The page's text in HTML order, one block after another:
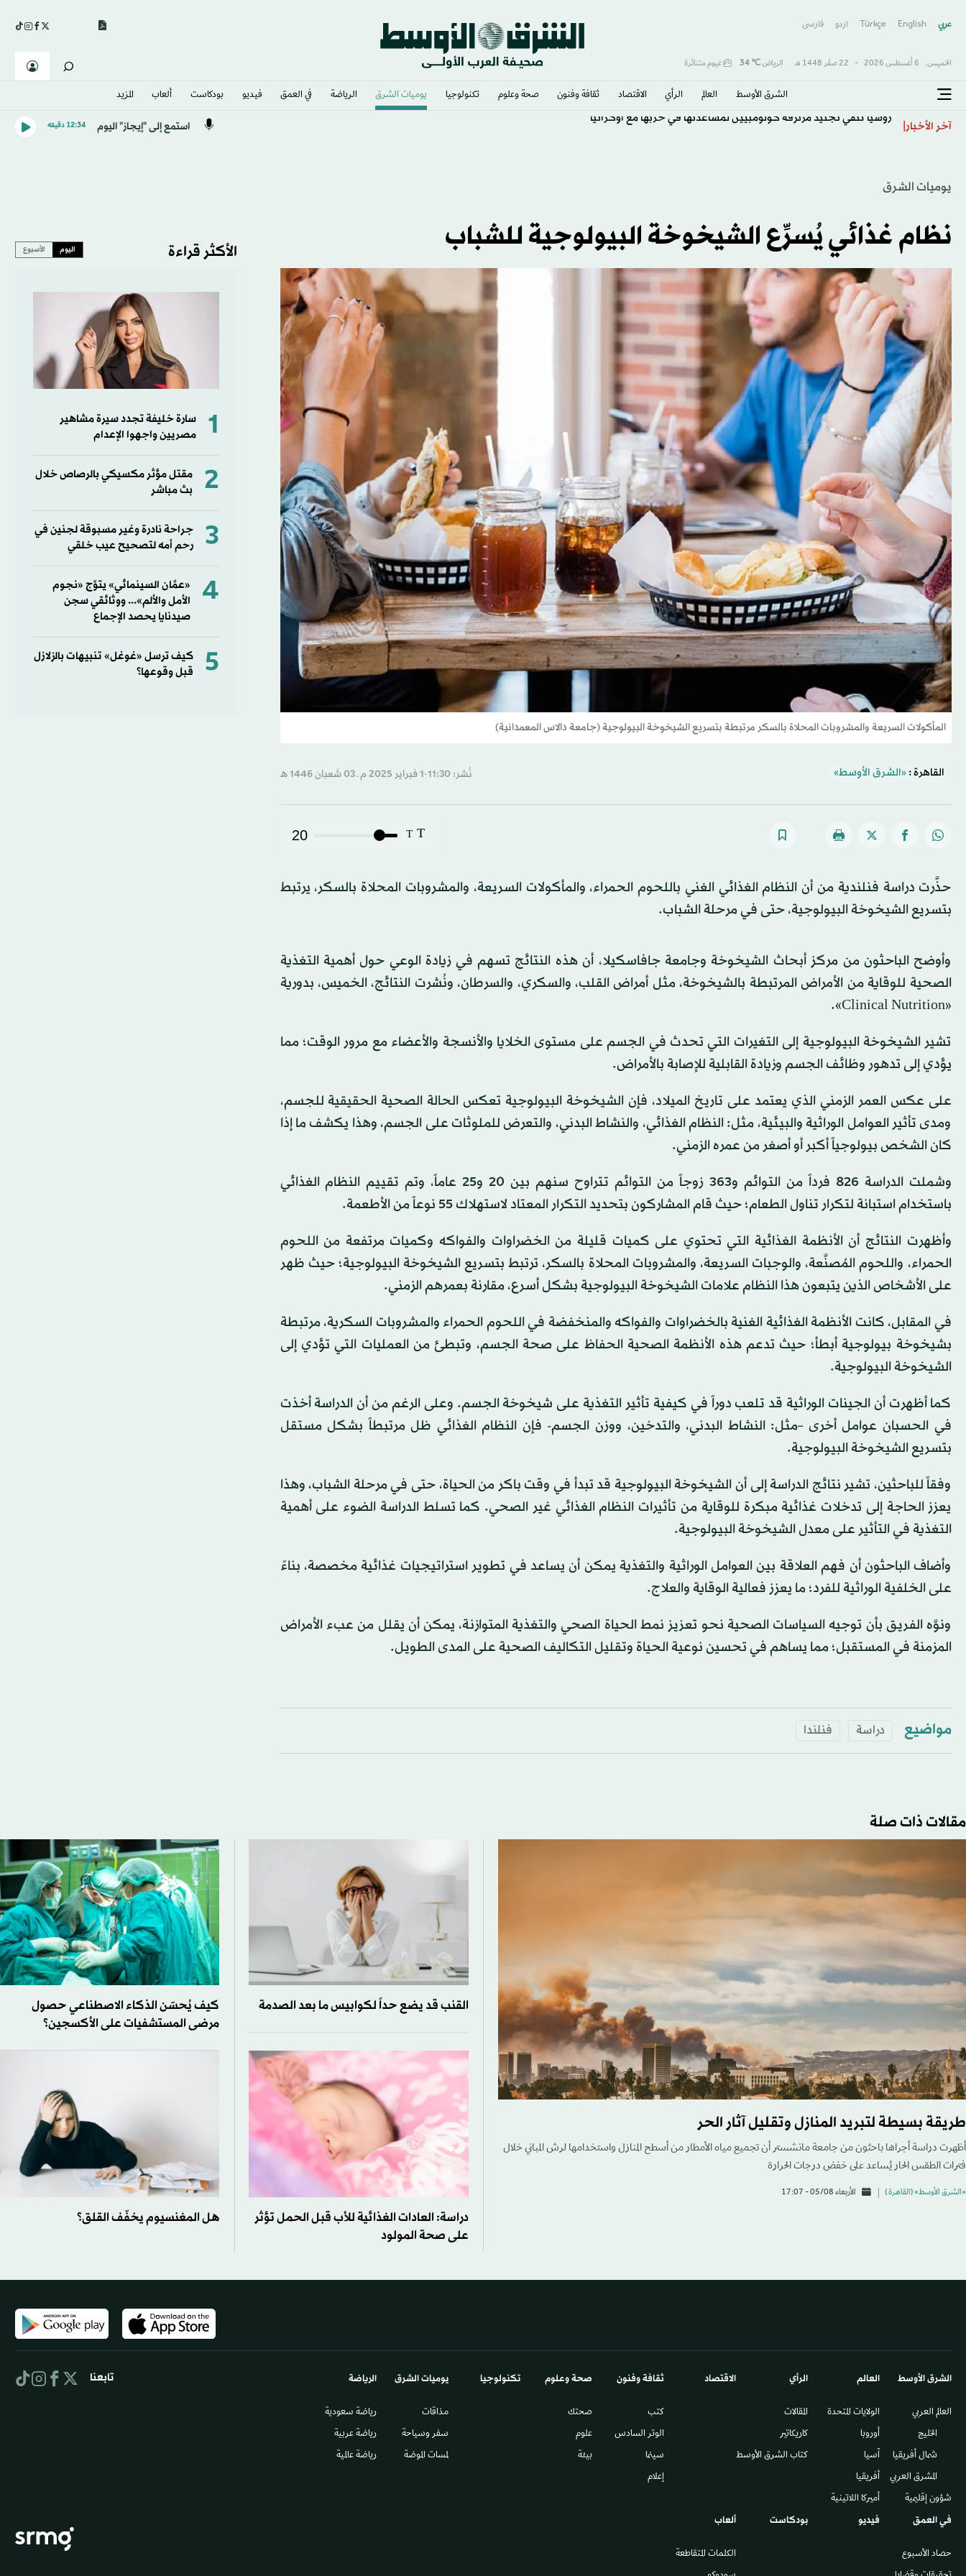
عربي English
Türkçe اردو فارسى
الخميس, 6 أغسطس 2026 - 22 صفَر 1448 هـ الرياض℃
34 غيوم متناثرة
الشرق الأوسط​ العالم الرأي الاقتصاد ثقافة وفنون صحة وعلوم تكنولوجيا يوميات الشرق​ الرياضة في العمق فيديو بودكاست ألعاب المزيد
آخر الأخبار روسيا تنفي تجنيد مرتزقة كولومبيين لمساعدتها في حربها مع أوكرانيا استمع إلى "إيجاز" اليوم 12:34 دقيقه
يوميات الشرق
نظام غذائي يُسرِّع الشيخوخة البيولوجية للشباب
المأكولات السريعة والمشروبات المحلاة بالسكر مرتبطة بتسريع الشيخوخة البيولوجية (جامعة دالاس المعمدانية)
القاهرة : «الشرق الأوسط» نُشر: 11:30-1 فبراير 2025 م ـ 03 شَعبان 1446 هـ
T
T
20
حذَّرت دراسة فنلندية من أن النظام الغذائي الغني باللحوم الحمراء، والمأكولات السريعة، والمشروبات المحلاة بالسكر، يرتبط
بتسريع الشيخوخة البيولوجية، حتى في مرحلة الشباب.
وأوضح الباحثون من مركز أبحاث الشيخوخة وجامعة جافاسكيلا، أن هذه النتائج تسهم في زيادة الوعي حول أهمية التغذية
الصحية للوقاية من الأمراض المرتبطة بالشيخوخة، مثل أمراض القلب، والسكري، والسرطان، ونُشرت النتائج، الخميس، بدورية
«Clinical Nutrition».
تشير الشيخوخة البيولوجية إلى التغيرات التي تحدث في الجسم على مستوى الخلايا والأنسجة والأعضاء مع مرور الوقت؛ مما
يؤدي إلى تدهور وظائف الجسم وزيادة القابلية للإصابة بالأمراض.
على عكس العمر الزمني الذي يعتمد على تاريخ الميلاد، فإن الشيخوخة البيولوجية تعكس الحالة الصحية الحقيقية للجسم،
ومدى تأثير العوامل الوراثية والبيئية، مثل: النظام الغذائي، والنشاط البدني، والتعرض للملوثات على الجسم، وهذا يكشف ما إذا
كان الشخص بيولوجياً أكبر أو أصغر من عمره الزمني.
وشملت الدراسة 826 فرداً من التوائم و363 زوجاً من التوائم تتراوح سنهم بين 20 و25 عاماً، وتم تقييم النظام الغذائي
باستخدام استبانة لتكرار تناول الطعام؛ حيث قام المشاركون بتحديد التكرار المعتاد لاستهلاك 55 نوعاً من الأطعمة.
وأظهرت النتائج أن الأنظمة الغذائية التي تحتوي على كميات قليلة من الخضراوات والفواكه وكميات مرتفعة من اللحوم
الحمراء، واللحوم المُصنَّعة، والوجبات السريعة، والمشروبات المحلاة بالسكر، ترتبط بتسريع الشيخوخة البيولوجية؛ حيث ظهر
على الأشخاص الذين يتبعون هذا النظام علامات الشيخوخة البيولوجية بشكل أسرع، مقارنة بعمرهم الزمني.
في المقابل، كانت الأنظمة الغذائية الغنية بالخضراوات والفواكه والمنخفضة في اللحوم الحمراء والمشروبات السكرية، مرتبطة
بشيخوخة بيولوجية أبطأ؛ حيث تدعم هذه الأنظمة الصحية الحفاظ على صحة الجسم، وتبطئ من العمليات التي تؤدي إلى
الشيخوخة البيولوجية.
كما أظهرت أن الجينات الوراثية قد تلعب دوراً في كيفية تأثير التغذية على شيخوخة الجسم. وعلى الرغم من أن الدراسة أخذت
في الحسبان عوامل أخرى –مثل: النشاط البدني، والتدخين، ووزن الجسم- فإن النظام الغذائي ظل مرتبطاً بشكل مستقل
بتسريع الشيخوخة البيولوجية.
وفقاً للباحثين، تشير نتائج الدراسة إلى أن الشيخوخة البيولوجية قد تبدأ في وقت باكر من الحياة، حتى في مرحلة الشباب، وهذا
يعزز الحاجة إلى تدخلات غذائية مبكرة للوقاية من تأثيرات النظام الغذائي غير الصحي. كما تسلط الدراسة الضوء على أهمية
التغذية في التأثير على معدل الشيخوخة البيولوجية.
وأضاف الباحثون أن فهم العلاقة بين العوامل الوراثية والتغذية يمكن أن يساعد في تطوير استراتيجيات غذائية مخصصة، بناءً
على الخلفية الوراثية للفرد؛ ما يعزز فعالية الوقاية والعلاج.
ونوَّه الفريق بأن توجيه السياسات الصحية نحو تعزيز نمط الحياة الصحي والتغذية المتوازنة، يمكن أن يقلل من عبء الأمراض
المزمنة في المستقبل؛ مما يساهم في تحسين نوعية الحياة وتقليل التكاليف الصحية على المدى الطويل.
مواضيع دراسة فنلندا
الأكثر قراءة اليوم الأسبوع
1
سارة خليفة تجدد سيرة مشاهير
مصريين واجهوا الإعدام
2
مقتل مؤثر مكسيكي بالرصاص خلال
بث مباشر
3
جراحة نادرة وغير مسبوقة لجنين في
رحم أمه لتصحيح عيب خلقي
4
«عمَّان السينمائي» يتوِّج «نجوم
الأمل والألم»... ووثائقي سجن
صيدنايا يحصد الإجماع
5
كيف ترسل «غوغل» تنبيهات بالزلازل
قبل وقوعها؟
مقالات ذات صلة
طريقة بسيطة لتبريد المنازل وتقليل آثار الحر
أظهرت دراسة أجراها باحثون من جامعة مانشستر أن تجميع مياه الأمطار من أسطح المنازل واستخدامها لرش المباني خلال
فترات الطقس الحار يُساعد على خفض درجات الحرارة
«الشرق الأوسط» (القاهرة ) الأربعاء 05/08 - 17:07
القنب قد يضع حداً لكوابيس ما بعد الصدمة
كيف يُحسّن الذكاء الاصطناعي حصول
مرضى المستشفيات على الأكسجين؟
دراسة: العادات الغذائية للأب قبل الحمل تؤثر
على صحة المولود
هل المغنسيوم يخفّف القلق؟
الشرق الأوسط​
العالم العربي
الخليج
شمال أفريقيا
المشرق العربي
شؤون إقليمية
العالم
الولايات المتحدة
أوروبا
آسيا
أفريقيا
أميركا اللاتينية
الرأي
المقالات
كاريكاتير
كتاب الشرق الأوسط
الاقتصاد ثقافة وفنون
كتب
الوتر السادس​
سينما
إعلام
صحة وعلوم
صحتك
علوم
بيئة
تكنولوجيا يوميات الشرق​
مذاقات
سفر وسياحة
لمسات الموضة
الرياضة
رياضة سعودية
رياضة عربية
رياضة عالمية
في العمق
حصاد الأسبوع
فيديو بودكاست ألعاب
الكلمات المتقاطعة
تابعنا